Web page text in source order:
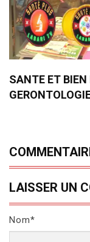
SANTE ET BIEN
LAISSER UN
Nom*